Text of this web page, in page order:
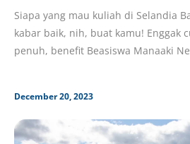
Siapa yang mau kuliah di Selandia
kabar baik, nih, buat kamu! Enggak
penuh, benefit Beasiswa Manaaki
December 20, 2023